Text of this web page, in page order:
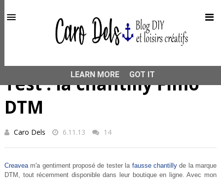
Test : la chantilly Fimo
DTM
Caro Dels 6.11.13 14
Creaveam'a gentiment proposé de tester la fausse chantillyde la marque
DTM, tout récemment disponible dans leur boutique en ligne. Avec mon
This site uses cookies from Google to deliver its services
and to analyze traffic. Your IP address and user-agent are
shared with Google along with performance and security
metrics to ensure quality of service, generate usage
LEARN MORE
GOT IT